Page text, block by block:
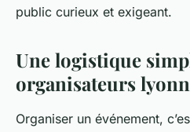
public curieux et exigeant.
Une logistique
organisateurs
Organiser un événement,